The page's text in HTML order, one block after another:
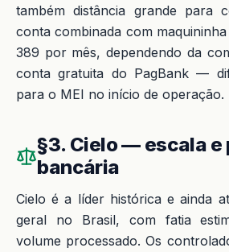
também distância grande para
conta combinada com
389 por mês, dependendo da
conta gratuita do PagBank —
para o MEI no início de operação.
§3. Cielo — escala e
bancária
Cielo é a líder histórica e ainda
geral no Brasil, com fatia
volume processado. Os